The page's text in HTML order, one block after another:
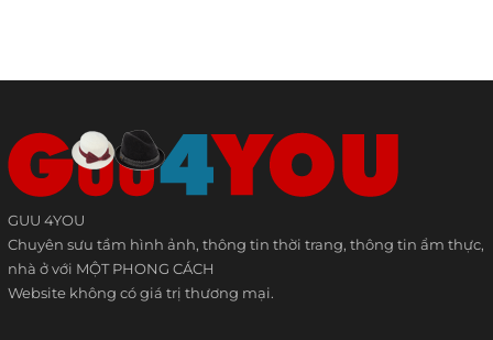
GUU 4YOU
Chuyên sưu tầm hình ảnh, thông tin thời trang, thông tin ẩm thực,
nhà ở với MỘT PHONG CÁCH
Website không có giá trị thương mại.